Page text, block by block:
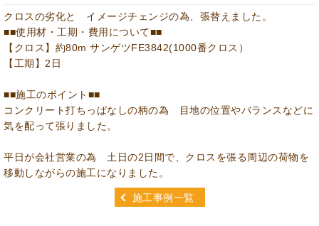
クロスの劣化と イメージチェンジの為、張替えました。
■■使用材・工期・費用について■■
【クロス】約80m サンゲツFE3842(1000番クロス）
【工期】2日
■■施工のポイント■■
コンクリート打ちっぱなしの柄の為 目地の位置やバランスなどに
気を配って張りました。
平日が会社営業の為 土日の2日間で、クロスを張る周辺の荷物を
移動しながらの施工になりました。
施工事例一覧